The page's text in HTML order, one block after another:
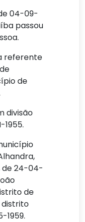
04-09-
passou
referente
de
divisão
de 24-04-
de
distrito
1959.